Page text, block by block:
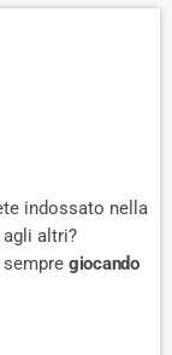
O
indossato nella
altri?
giocando